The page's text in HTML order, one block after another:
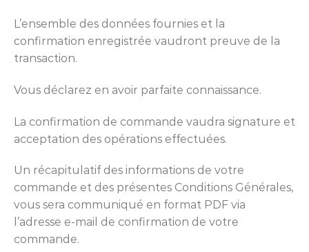
L’ensemble des données fournies et la
confirmation enregistrée vaudront preuve de la
transaction.
Vous déclarez en avoir parfaite connaissance.
La confirmation de commande vaudra signature et
acceptation des opérations effectuées.
Un récapitulatif des informations de votre
commande et des présentes Conditions Générales,
vous sera communiqué en format PDF via
l’adresse e-mail de confirmation de votre
commande.